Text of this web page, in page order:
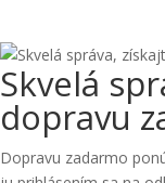
Skvelá
dopravu
Dopravu zadarmo